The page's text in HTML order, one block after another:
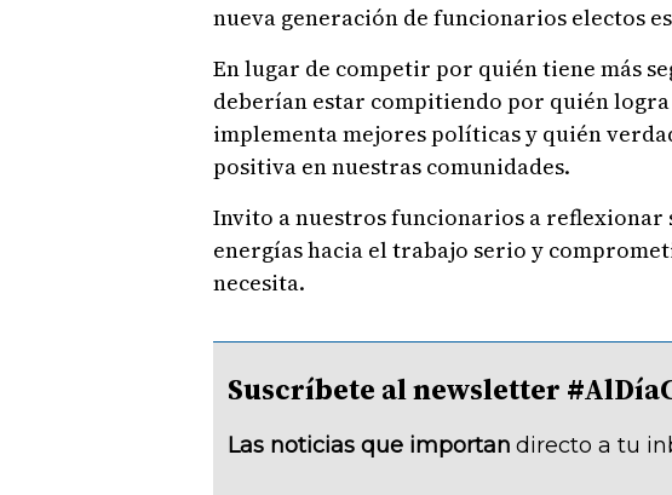
nueva generación de funcionarios electos
En lugar de competir por quién tiene más
deberían estar compitiendo por quién logra
implementa mejores políticas y quién
positiva en nuestras comunidades.
Invito a nuestros funcionarios a reflexionar
energías hacia el trabajo serio y
necesita.
Suscríbete al newsletter
Las noticias que importan directo a tu